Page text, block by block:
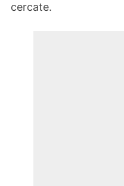
cercate.